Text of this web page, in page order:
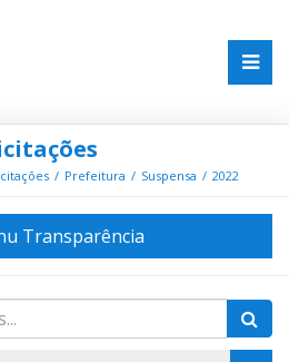
Prefeitura Suspensa 2022
Transparência